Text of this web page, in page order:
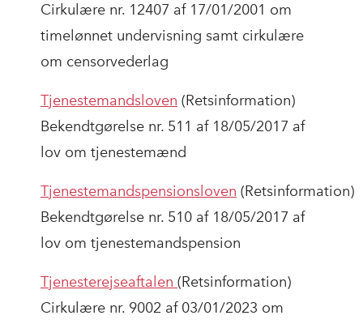
Cirkulære nr. 12407 af 17/01/2001 om
timelønnet undervisning samt cirkulære
om censorvederlag
Tjenestemandsloven (Retsinformation)
Bekendtgørelse nr. 511 af 18/05/2017 af
lov om tjenestemænd
Tjenestemandspensionsloven (Retsinformation)
Bekendtgørelse nr. 510 af 18/05/2017 af
lov om tjenestemandspension
Tjenesterejseaftalen (Retsinformation)
Cirkulære nr. 9002 af 03/01/2023 om